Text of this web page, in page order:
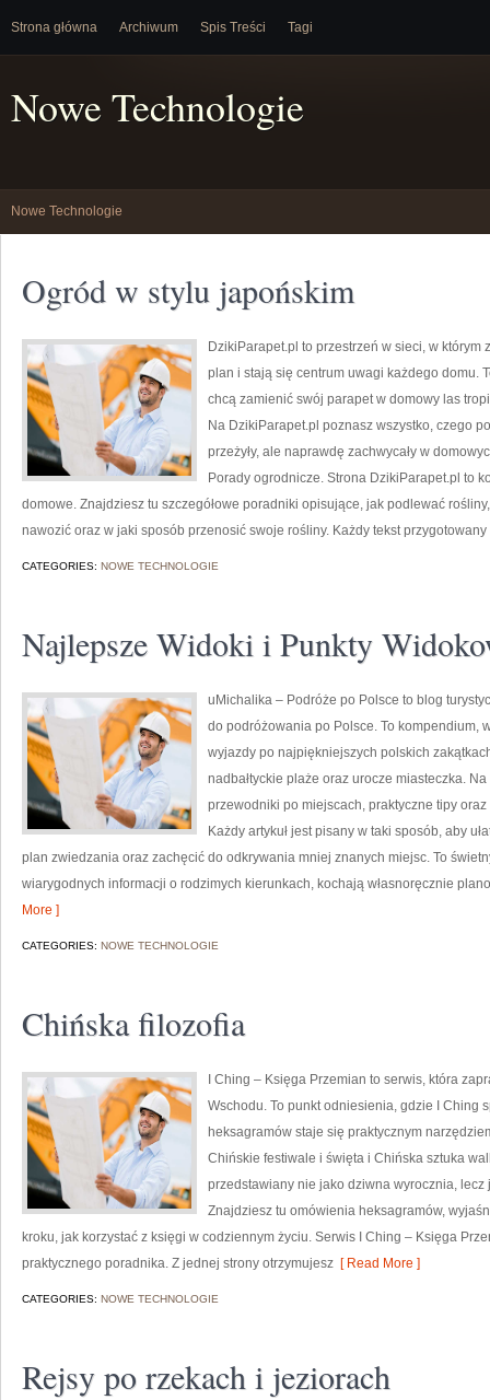
Strona główna Archiwum Spis Treści Tagi
Nowe Technologie
Nowe Technologie
Ogród w stylu japońskim
DzikiParapet.pl to przestrzeń w sieci, w
plan i stają się centrum uwagi każdego domu.
chcą zamienić swój parapet w domowy las
Na DzikiParapet.pl poznasz wszystko, czego
przeżyły, ale naprawdę zachwycały w
Porady ogrodnicze. Strona DzikiParapet.pl to
domowe. Znajdziesz tu szczegółowe poradniki opisujące, jak podlewać
nawozić oraz w jaki sposób przenosić swoje rośliny. Każdy tekst przygotowany
CATEGORIES: NOWE TECHNOLOGIE
Najlepsze Widoki i Punkty
uMichalika – Podróże po Polsce to blog
do podróżowania po Polsce. To kompendium,
wyjazdy po najpiękniejszych polskich
nadbałtyckie plaże oraz urocze miasteczka.
przewodniki po miejscach, praktyczne tipy
Każdy artykuł jest pisany w taki sposób, aby
plan zwiedzania oraz zachęcić do odkrywania mniej znanych miejsc. To
wiarygodnych informacji o rodzimych kierunkach, kochają własnoręcznie
More ]
CATEGORIES: NOWE TECHNOLOGIE
Chińska filozofia
I Ching – Księga Przemian to serwis, która
Wschodu. To punkt odniesienia, gdzie I Ching
heksagramów staje się praktycznym
Chińskie festiwale i święta i Chińska sztuka
przedstawiany nie jako dziwna wyrocznia,
Znajdziesz tu omówienia heksagramów,
kroku, jak korzystać z księgi w codziennym życiu. Serwis I Ching – Księga
praktycznego poradnika. Z jednej strony otrzymujesz [ Read More ]
CATEGORIES: NOWE TECHNOLOGIE
Rejsy po rzekach i jeziorach